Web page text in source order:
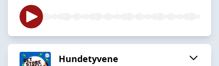
Hundetyvene